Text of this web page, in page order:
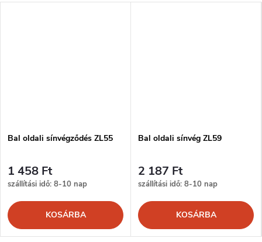
Bal oldali sínvégződés ZL55
1 458 Ft
szállítási idő: 8-10 nap
KOSÁRBA
Bal oldali sínvég ZL59
2 187 Ft
szállítási idő: 8-10 nap
KOSÁRBA